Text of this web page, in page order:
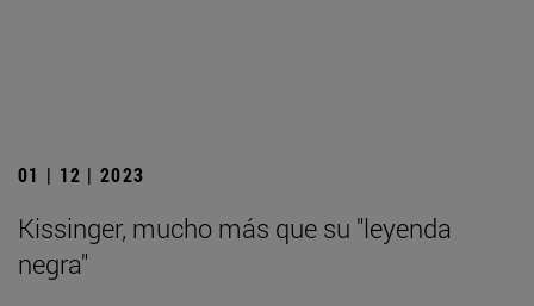
01 | 12 | 2023
Kissinger, mucho más que su "leyenda
negra"